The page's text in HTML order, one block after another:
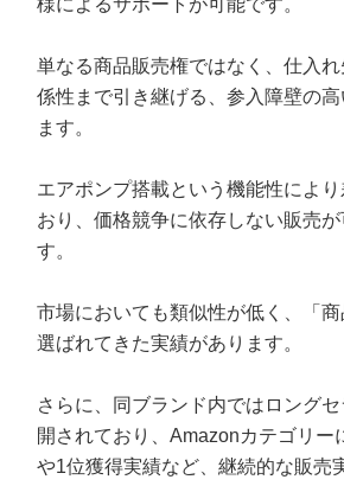
様によるサポートが可能です。
単なる商品販売権ではなく、仕入
係性まで引き継げる、参入障壁の
ます。
エアポンプ搭載という機能性によ
おり、価格競争に依存しない販売
す。
市場においても類似性が低く、「
選ばれてきた実績があります。
さらに、同ブランド内ではロング
開されており、Amazonカテゴリー
や1位獲得実績など、継続的な販売